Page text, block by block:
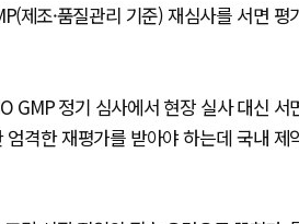
제조·품질관리 기준) 재심사를 서면 평
GMP 정기 심사에서 현장 실사 대신 서
격한 재평가를 받아야 하는데 국내 제